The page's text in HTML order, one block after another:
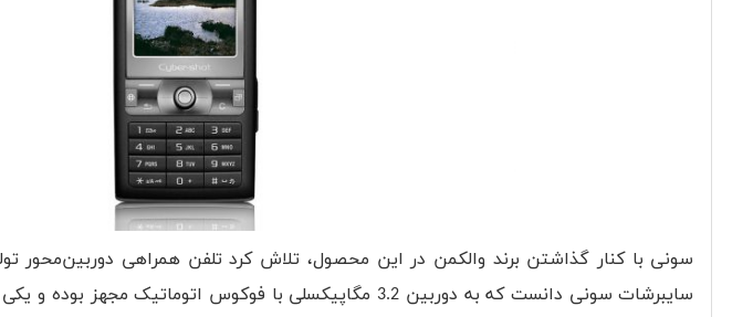
سایبرشات سونی دانست که به دوربین 3.2 مگاپیکسلی با فوکوس